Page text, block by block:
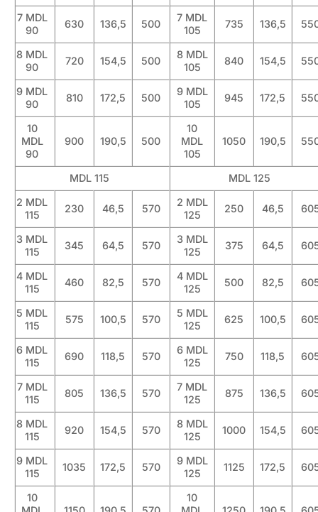
7 MDL
90
630 136,5 500
7 MDL
105
735 136,5
8 MDL
90
720 154,5 500
8 MDL
105
840 154,5
9 MDL
90
810 172,5 500
9 MDL
105
945 172,5
10
MDL
90
900 190,5 500
10
MDL
105
1050 190,5
MDL 115
MDL 125
2 MDL
115
230 46,5 570
2 MDL
125
250 46,5
3 MDL
115
345 64,5 570
3 MDL
125
375 64,5
4 MDL
115
460 82,5 570
4 MDL
125
500 82,5
5 MDL
115
575 100,5 570
5 MDL
125
625 100,5
6 MDL
115
690 118,5 570
6 MDL
125
750 118,5
7 MDL
115
805 136,5 570
7 MDL
125
875 136,5
8 MDL
115
920 154,5 570
8 MDL
125
1000 154,5
9 MDL
115
1035 172,5 570
9 MDL
125
1125 172,5
10
10